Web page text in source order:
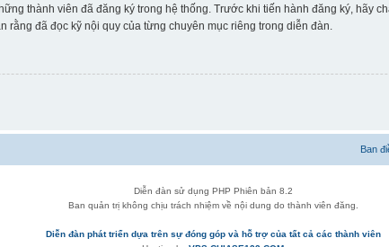
thành viên đã đăng ký trong hệ thống. Trước khi tiến hành đăng ký, hãy
đã đọc kỹ nội quy của từng chuyên mục riêng trong diễn đàn.
Ban
Diễn đàn sử dụng PHP Phiên bản 8.2
Ban quản trị không chịu trách nhiệm về nội dung do thành viên đăng.
Diễn đàn phát triển dựa trên sự đóng góp và hỗ trợ của tất cả các thành viên